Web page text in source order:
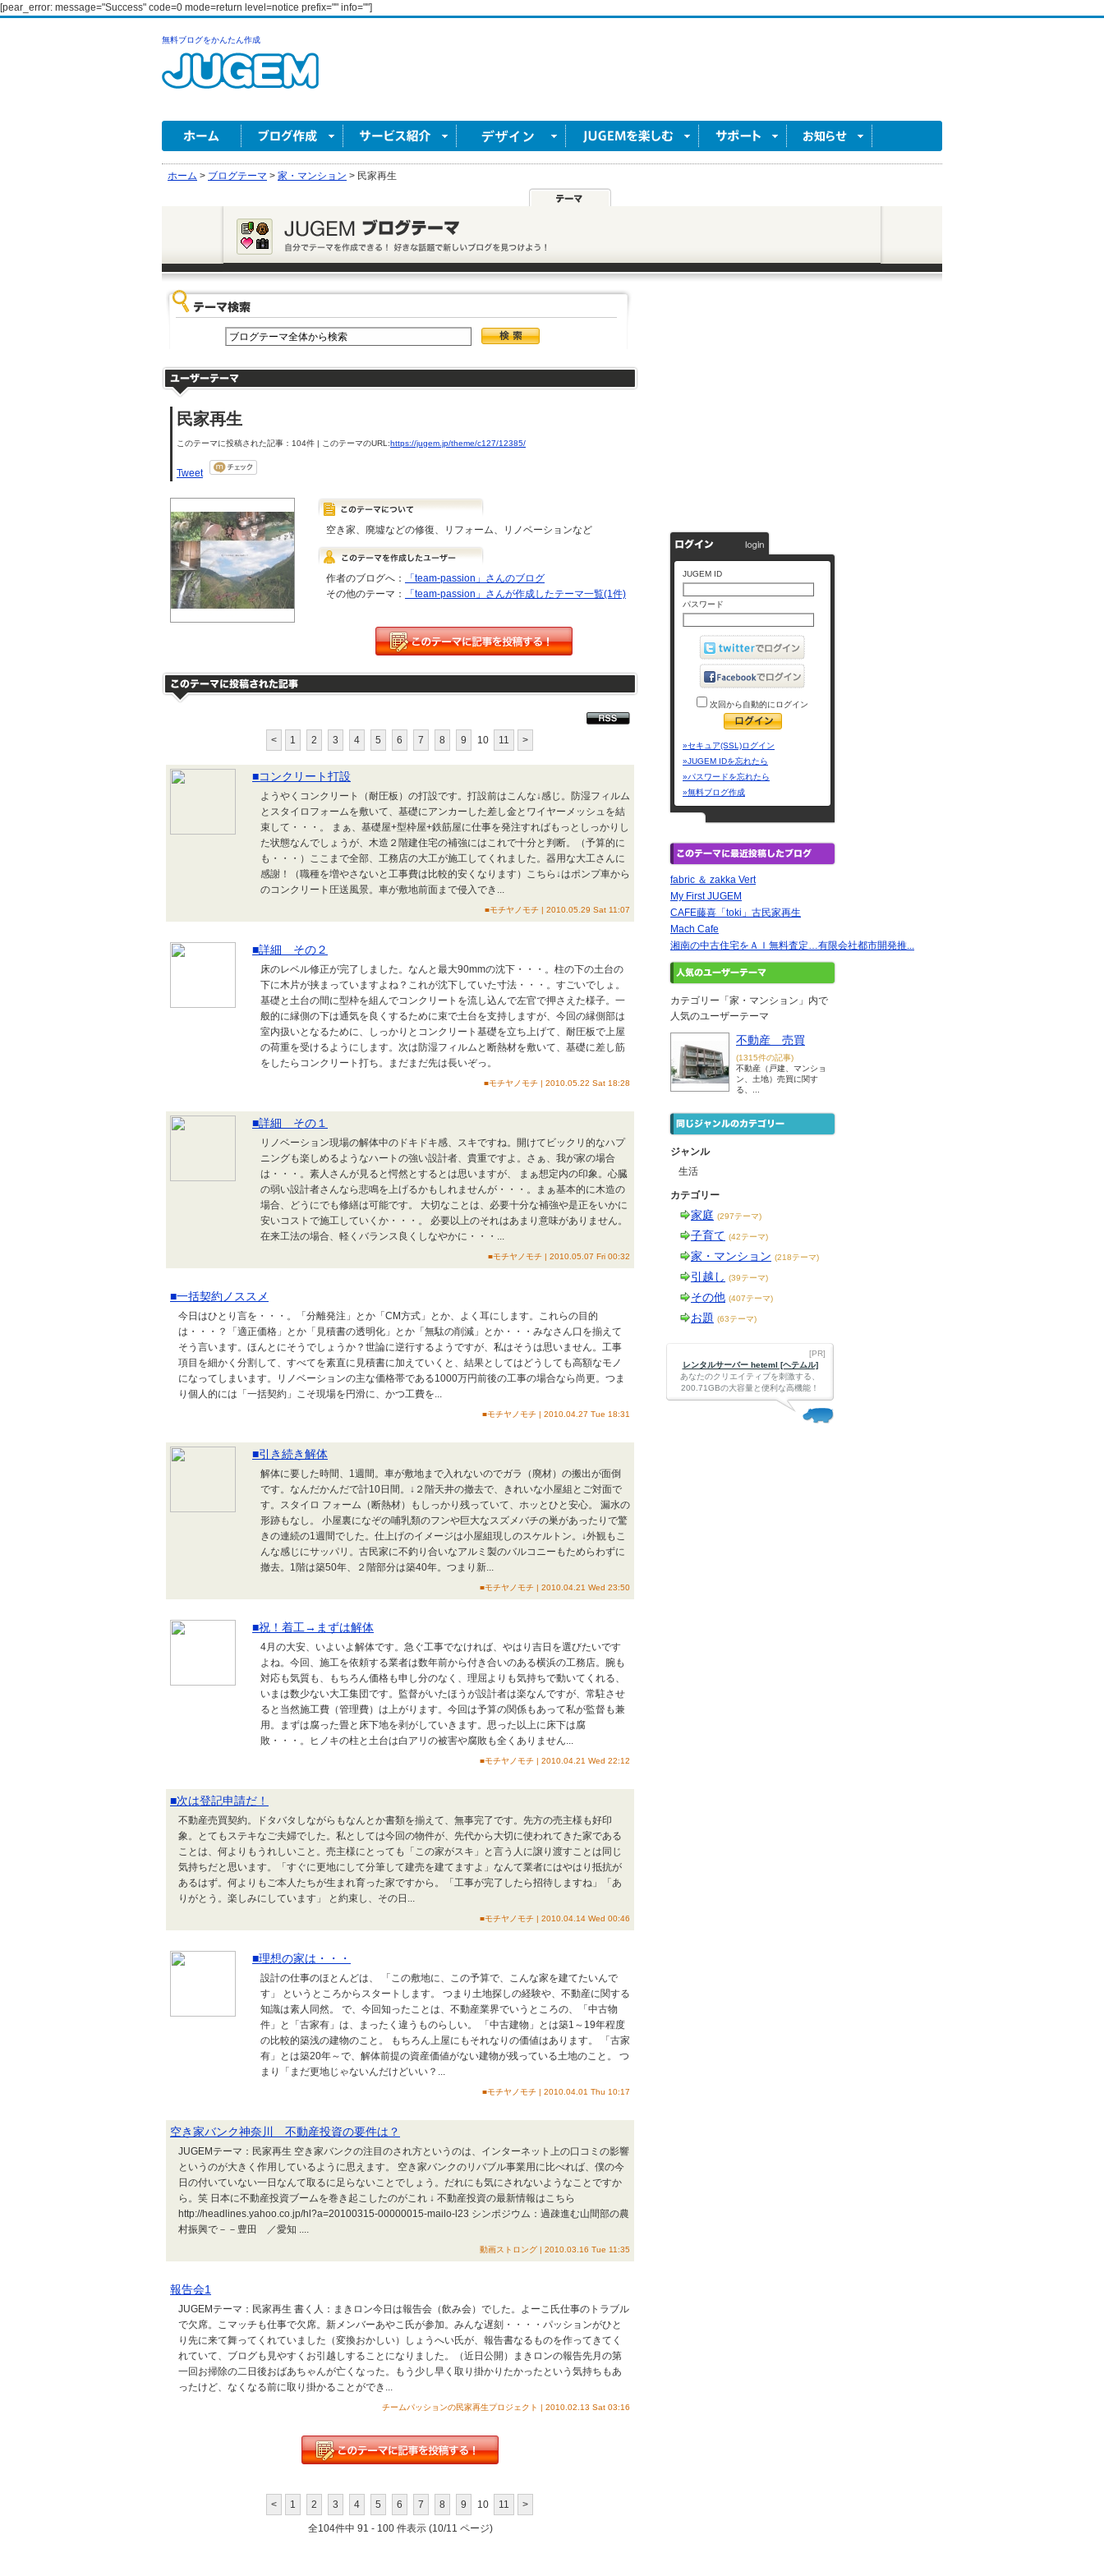
[pear_error: message="Success" code=0 mode=return level=notice prefix="" info=""]
無料ブログをかんたん作成
ホーム > ブログテーマ > 家・マンション > 民家再生
民家再生
このテーマに投稿された記事：104件 | このテーマのURL:https://jugem.jp/theme/c127/12385/
Tweet
空き家、廃墟などの修復、リフォーム、リノベーションなど
作者のブログへ：
「team-passion」さんのブログ
その他のテーマ：
「team-passion」さんが作成したテーマ一覧(1件)
< 1 2 3 4 5 6 7 8 9 10 11 >
■コンクリート打設
ようやくコンクリート（耐圧板）の打設です。打設前はこんな↓感じ。防湿フィルム
とスタイロフォームを敷いて、基礎にアンカーした差し金とワイヤーメッシュを結
束して・・・。 まぁ、基礎屋+型枠屋+鉄筋屋に仕事を発注すればもっとしっかりし
た状態なんでしょうが、木造２階建住宅の補強にはこれで十分と判断。（予算的に
も・・・）ここまで全部、工務店の大工が施工してくれました。器用な大工さんに
感謝！（職種を増やさないと工事費は比較的安くなります）こちら↓はポンプ車から
のコンクリート圧送風景。車が敷地前面まで侵入でき...
■モチヤノモチ | 2010.05.29 Sat 11:07
■詳細 その２
床のレベル修正が完了しました。なんと最大90mmの沈下・・・。柱の下の土台の
下に木片が挟まっていますよね？これが沈下していた寸法・・・。すごいでしょ。
基礎と土台の間に型枠を組んでコンクリートを流し込んで左官で押さえた様子。一
般的に縁側の下は通気を良くするために束で土台を支持しますが、今回の縁側部は
室内扱いとなるために、しっかりとコンクリート基礎を立ち上げて、耐圧板で上屋
の荷重を受けるようにします。次は防湿フィルムと断熱材を敷いて、基礎に差し筋
をしたらコンクリート打ち。まだまだ先は長いぞっ。
■モチヤノモチ | 2010.05.22 Sat 18:28
■詳細 その１
リノベーション現場の解体中のドキドキ感、スキですね。開けてビックリ的なハプ
ニングも楽しめるようなハートの強い設計者、貴重ですよ。さぁ、我が家の場合
は・・・。素人さんが見ると愕然とするとは思いますが、 まぁ想定内の印象。心臓
の弱い設計者さんなら悲鳴を上げるかもしれませんが・・・。まぁ基本的に木造の
場合、どうにでも修繕は可能です。 大切なことは、必要十分な補強や是正をいかに
安いコストで施工していくか・・・。 必要以上のそれはあまり意味がありません。
在来工法の場合、軽くバランス良くしなやかに・・・...
■モチヤノモチ | 2010.05.07 Fri 00:32
■一括契約ノススメ
今日はひとり言を・・・。「分離発注」とか「CM方式」とか、よく耳にします。これらの目的
は・・・？「適正価格」とか「見積書の透明化」とか「無駄の削減」とか・・・みなさん口を揃えて
そう言います。ほんとにそうでしょうか？世論に逆行するようですが、私はそうは思いません。工事
項目を細かく分割して、すべてを素直に見積書に加えていくと、結果としてはどうしても高額なモノ
になってしまいます。リノベーションの主な価格帯である1000万円前後の工事の場合なら尚更。つま
り個人的には「一括契約」こそ現場を円滑に、かつ工費を...
■モチヤノモチ | 2010.04.27 Tue 18:31
■引き続き解体
解体に要した時間、1週間。車が敷地まで入れないのでガラ（廃材）の搬出が面倒
です。なんだかんだで計10日間。↓２階天井の撤去で、きれいな小屋組とご対面で
す。スタイロ フォーム（断熱材）もしっかり残っていて、ホッとひと安心。 漏水の
形跡もなし。 小屋裏になぞの哺乳類のフンや巨大なスズメバチの巣があったりで驚
きの連続の1週間でした。仕上げのイメージは小屋組現しのスケルトン。↓外観もこ
んな感じにサッパリ。古民家に不釣り合いなアルミ製のバルコニーもためらわずに
撤去。1階は築50年、２階部分は築40年。つまり新...
■モチヤノモチ | 2010.04.21 Wed 23:50
■祝！着工→まずは解体
4月の大安、いよいよ解体です。急ぐ工事でなければ、やはり吉日を選びたいです
よね。今回、施工を依頼する業者は数年前から付き合いのある横浜の工務店。腕も
対応も気質も、もちろん価格も申し分のなく、理屈よりも気持ちで動いてくれる、
いまは数少ない大工集団です。監督がいたほうが設計者は楽なんですが、常駐させ
ると当然施工費（管理費）は上がります。今回は予算の関係もあって私が監督も兼
用。まずは腐った畳と床下地を剥がしていきます。思った以上に床下は腐
敗・・・。ヒノキの柱と土台は白アリの被害や腐敗も全くありません...
■モチヤノモチ | 2010.04.21 Wed 22:12
■次は登記申請だ！
不動産売買契約。ドタバタしながらもなんとか書類を揃えて、無事完了です。先方の売主様も好印
象。とてもステキなご夫婦でした。私としては今回の物件が、先代から大切に使われてきた家である
ことは、何よりもうれしいこと。売主様にとっても「この家がスキ」と言う人に譲り渡すことは同じ
気持ちだと思います。「すぐに更地にして分筆して建売を建てますよ」なんて業者にはやはり抵抗が
あるはず。何よりもご本人たちが生まれ育った家ですから。「工事が完了したら招待しますね」「あ
りがとう。楽しみにしています」 と約束し、その日...
■モチヤノモチ | 2010.04.14 Wed 00:46
■理想の家は・・・
設計の仕事のほとんどは、 「この敷地に、この予算で、こんな家を建てたいんで
す」 というところからスタートします。 つまり土地探しの経験や、不動産に関する
知識は素人同然。 で、今回知ったことは、不動産業界でいうところの、「中古物
件」と「古家有」は、まったく違うものらしい。 「中古建物」とは築1～19年程度
の比較的築浅の建物のこと。 もちろん上屋にもそれなりの価値はあります。 「古家
有」とは築20年～で、解体前提の資産価値がない建物が残っている土地のこと。 つ
まり「まだ更地じゃないんだけどいい？...
■モチヤノモチ | 2010.04.01 Thu 10:17
空き家バンク神奈川 不動産投資の要件は？
JUGEMテーマ：民家再生 空き家バンクの注目のされ方というのは、インターネット上の口コミの影響
というのが大きく作用しているように思えます。 空き家バンクのリバブル事業用に比べれば、僕の今
日の付いていない一日なんて取るに足らないことでしょう。だれにも気にされないようなことですか
ら。笑 日本に不動産投資ブームを巻き起こしたのがこれ ↓ 不動産投資の最新情報はこちら
http://headlines.yahoo.co.jp/hl?a=20100315-00000015-mailo-l23 シンポジウム：過疎進む山間部の農
村振興で－－豊田 ／愛知 ....
動画ストロング | 2010.03.16 Tue 11:35
報告会1
JUGEMテーマ：民家再生 書く人：まきロン今日は報告会（飲み会）でした。よーこ氏仕事のトラブル
で欠席。こマッチも仕事で欠席。新メンバーあやこ氏が参加。みんな遅刻・・・・パッションがひと
り先に来て舞ってくれていました（変換おかしい）しょうへい氏が、報告書なるものを作ってきてく
れていて、ブログも見やすくお引越しすることになりました。（近日公開）まきロンの報告先月の第
一回お掃除の二日後おばあちゃんが亡くなった。もう少し早く取り掛かりたかったという気持ちもあ
ったけど、なくなる前に取り掛かることができ...
チームパッションの民家再生プロジェクト | 2010.02.13 Sat 03:16
< 1 2 3 4 5 6 7 8 9 10 11 >
全104件中 91 - 100 件表示 (10/11 ページ)
JUGEM ID
パスワード
次回から自動的にログイン
»セキュア(SSL)ログイン
»JUGEM IDを忘れたら
»パスワードを忘れたら
»無料ブログ作成
fabric ＆ zakka Vert
My First JUGEM
CAFE藤喜「toki」古民家再生
Mach Cafe
湘南の中古住宅をＡＩ無料査定…有限会社都市開発推...
カテゴリー「家・マンション」内で
人気のユーザーテーマ
不動産 売買
(1315件の記事)
不動産（戸建、マンショ
ン、土地）売買に関す
る、...
ジャンル
生活
カテゴリー
家庭 (297テーマ)
子育て (42テーマ)
家・マンション (218テーマ)
引越し (39テーマ)
その他 (407テーマ)
お題 (63テーマ)
[PR]
レンタルサーバー heteml [ヘテムル]
あなたのクリエイティブを刺激する、
200.71GBの大容量と便利な高機能！